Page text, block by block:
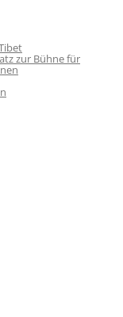
zur Bühne für